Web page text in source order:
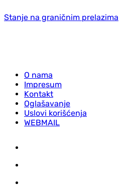
Stanje na graničnim prelazima
O nama
Impresum
Kontakt
Oglašavanje
Uslovi korišćenja
WEBMAIL